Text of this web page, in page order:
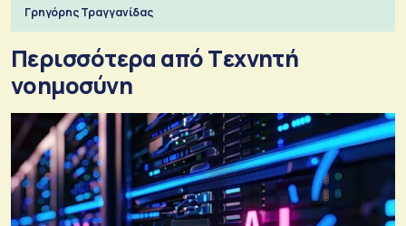
Γρηγόρης Τραγγανίδας
Περισσότερα από Tεχνητή
νοημοσύνη